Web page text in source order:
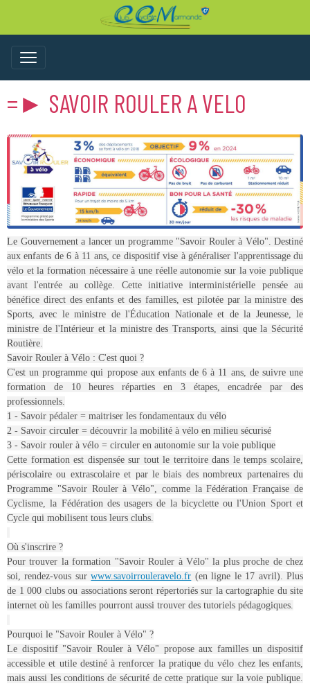
=► SAVOIR ROULER A VELO
Le Gouvernement a lancer un programme "Savoir Rouler à Vélo". Destiné
aux enfants de 6 à 11 ans, ce dispositif vise à généraliser l'apprentissage du
vélo et la formation nécessaire à une réelle autonomie sur la voie publique
avant l'entrée au collège. Cette initiative interministérielle pensée au
bénéfice direct des enfants et des familles, est pilotée par la ministre des
Sports, avec le ministre de l'Éducation Nationale et de la Jeunesse, le
ministre de l'Intérieur et la ministre des Transports, ainsi que la Sécurité
Routière.
Savoir Rouler à Vélo : C'est quoi ?
C'est un programme qui propose aux enfants de 6 à 11 ans, de suivre une
formation de 10 heures réparties en 3 étapes, encadrée par des
professionnels.
1 - Savoir pédaler = maitriser les fondamentaux du vélo
2 - Savoir circuler = découvrir la mobilité à vélo en milieu sécurisé
3 - Savoir rouler à vélo = circuler en autonomie sur la voie publique
Cette formation est dispensée sur tout le territoire dans le temps scolaire,
périscolaire ou extrascolaire et par le biais des nombreux partenaires du
Programme "Savoir Rouler à Vélo", comme la Fédération Française de
Cyclisme, la Fédération des usagers de la bicyclette ou l'Union Sport et
Cycle qui mobilisent tous leurs clubs.
Où s'inscrire ?
Pour trouver la formation "Savoir Rouler à Vélo" la plus proche de chez
soi, rendez-vous surwww.savoirrouleravelo.fr (en ligne le 17 avril). Plus
de 1 000 clubs ou associations seront répertoriés sur la cartographie du site
internet où les familles pourront aussi trouver des tutoriels pédagogiques.
Pourquoi le "Savoir Rouler à Vélo" ?
Le dispositif "Savoir Rouler à Vélo" propose aux familles un dispositif
accessible et utile destiné à renforcer la pratique du vélo chez les enfants,
mais aussi les conditions de sécurité de cette pratique sur la voie publique.